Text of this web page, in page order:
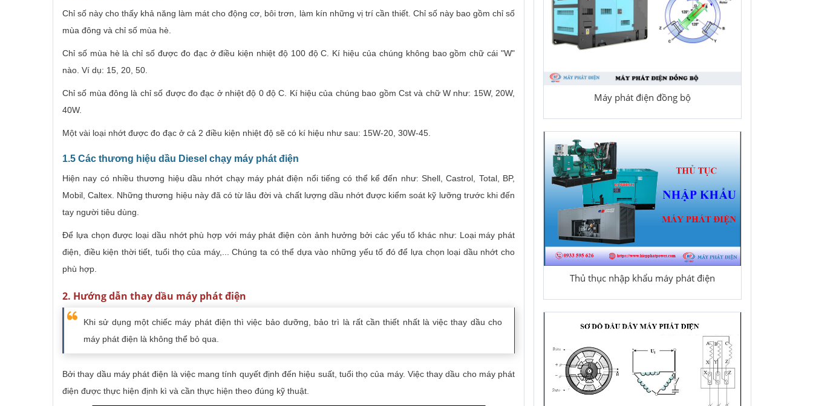
Chỉ số này cho thấy khả năng làm mát cho động cơ, bôi trơn, làm kín những vị trí cần thiết. Chỉ số này bao gồm chỉ số
mùa đông và chỉ số mùa hè.
Chỉ số mùa hè là chỉ số được đo đạc ở điều kiện nhiệt độ 100 độ C. Kí hiệu của chúng không bao gồm chữ cái "W"
nào. Ví dụ: 15, 20, 50.
Chỉ số mùa đông là chỉ số được đo đạc ở nhiệt độ 0 độ C. Kí hiệu của chúng bao gồm Cst và chữ W như: 15W, 20W,
40W.
Một vài loại nhớt được đo đạc ở cả 2 điều kiện nhiệt độ sẽ có kí hiệu như sau: 15W-20, 30W-45.
1.5 Các thương hiệu dầu Diesel chạy máy phát điện
Hiện nay có nhiều thương hiệu dầu nhớt chạy máy phát điện nổi tiếng có thể kể đến như: Shell, Castrol, Total, BP,
Mobil, Caltex. Những thương hiệu này đã có từ lâu đời và chất lượng dầu nhớt được kiểm soát kỹ lưỡng trước khi đến
tay người tiêu dùng.
Để lựa chọn được loại dầu nhớt phù hợp với máy phát điện còn ảnh hưởng bởi các yếu tố khác như: Loại máy phát
điện, điều kiện thời tiết, tuổi thọ của máy,... Chúng ta có thể dựa vào những yếu tố đó để lựa chọn loại dầu nhớt cho
phù hợp.
2. Hướng dẫn thay dầu máy phát điện
Khi sử dụng một chiếc máy phát điện thì việc bảo dưỡng, bảo trì là rất cần thiết nhất là việc thay dầu cho
máy phát điện là không thể bỏ qua.
Bởi thay dầu máy phát điện là việc mang tính quyết định đến hiệu suất, tuổi thọ của máy. Việc thay dầu cho máy phát
điện được thực hiện định kì và cần thực hiện theo đúng kỹ thuật.
Máy phát điện đồng bộ
Thủ thục nhập khẩu máy phát điện